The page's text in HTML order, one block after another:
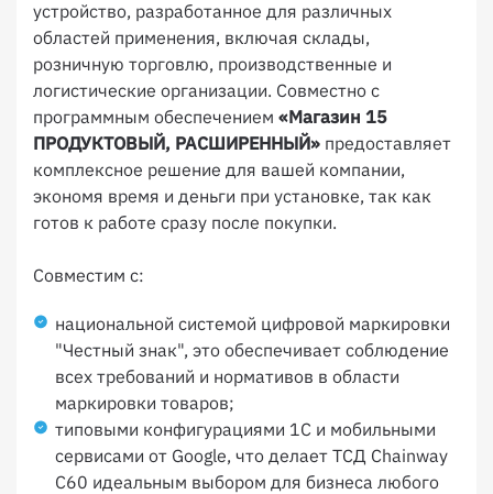
устройство, разработанное для различных
областей применения, включая склады,
розничную торговлю, производственные и
логистические организации. Совместно с
программным обеспечением «Магазин 15
ПРОДУКТОВЫЙ, РАСШИРЕННЫЙ» предоставляет
комплексное решение для вашей компании,
экономя время и деньги при установке, так как
готов к работе сразу после покупки.
Совместим с:
национальной системой цифровой маркировки
"Честный знак", это обеспечивает соблюдение
всех требований и нормативов в области
маркировки товаров;
типовыми конфигурациями 1С и мобильными
сервисами от Google, что делает ТСД Chainway
C60 идеальным выбором для бизнеса любого